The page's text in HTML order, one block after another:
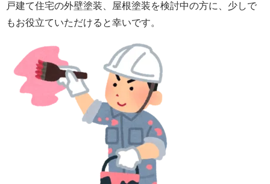
戸建て住宅の外壁塗装、屋根塗装を検討中の方に、少しで
もお役立ていただけると幸いです。